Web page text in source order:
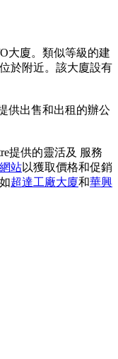
大廈。類似等級的建
於附近。該大廈設有
供出售和出租的辦公
提供的靈活及 服務
站以獲取價格和促銷
超達工廠大廈和華興